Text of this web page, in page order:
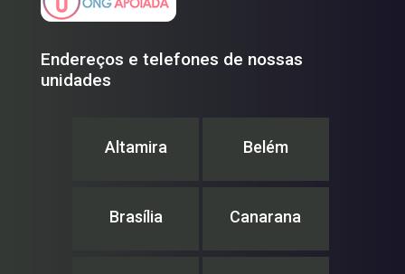
Endereços e telefones de nossas
unidades
Altamira Belém
Brasília Canarana